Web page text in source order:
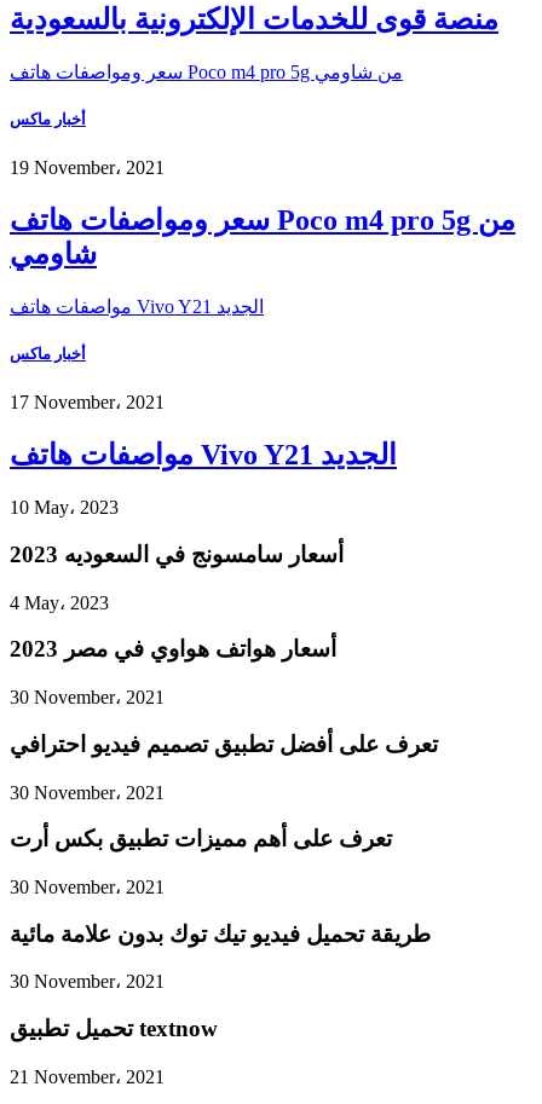
منصة قوى للخدمات الإلكترونية بالسعودية
سعر ومواصفات هاتف Poco m4 pro 5g من شاومي
أخبار ماكس
19 November، 2021
سعر ومواصفات هاتف Poco m4 pro 5g من
شاومي
مواصفات هاتف Vivo Y21 الجديد
أخبار ماكس
17 November، 2021
مواصفات هاتف Vivo Y21 الجديد
10 May، 2023
أسعار سامسونج في السعوديه 2023
4 May، 2023
أسعار هواتف هواوي في مصر 2023
30 November، 2021
تعرف على أفضل تطبيق تصميم فيديو احترافي
30 November، 2021
تعرف على أهم مميزات تطبيق بكس أرت
30 November، 2021
طريقة تحميل فيديو تيك توك بدون علامة مائية
30 November، 2021
تحميل تطبيق textnow
21 November، 2021